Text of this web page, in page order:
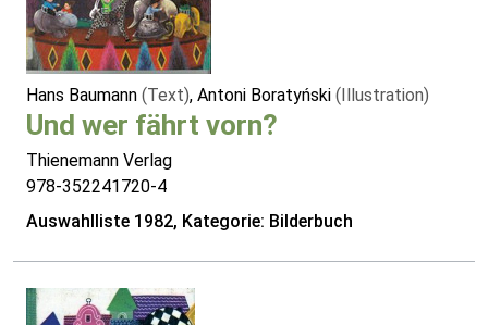
Hans Baumann (Text), Antoni Boratyński (Illustration)
Und wer fährt vorn?
Thienemann Verlag
978-352241720-4
Auswahlliste 1982, Kategorie: Bilderbuch